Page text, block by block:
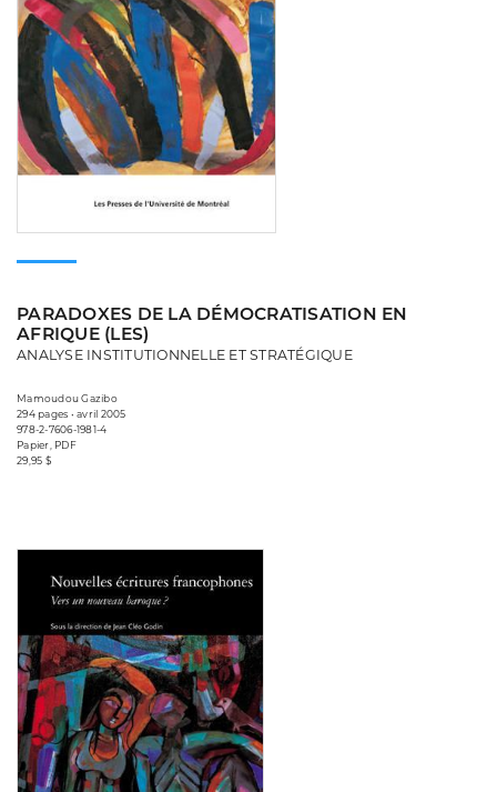
PARADOXES DE LA DÉMOCRATISATION EN
AFRIQUE (LES)
ANALYSE INSTITUTIONNELLE ET STRATÉGIQUE
Mamoudou Gazibo
294 pages • avril 2005
978-2-7606-1981-4
Papier, PDF
29,95 $